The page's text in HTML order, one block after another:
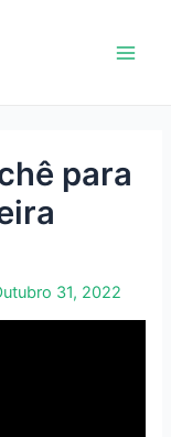
para
31, 2022